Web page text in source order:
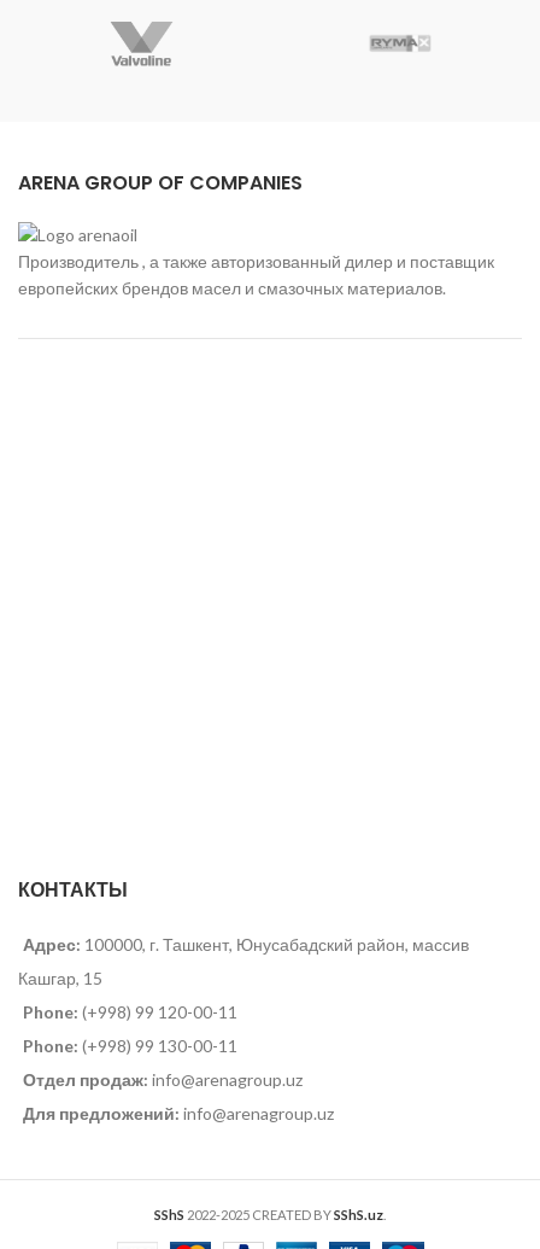
ARENA GROUP OF COMPANIES
Производитель , а также авторизованный дилер и поставщик
европейских брендов масел и смазочных материалов.
КОНТАКТЫ
Адрес: 100000, г. Ташкент, Юнусабадский район, массив
Кашгар, 15
Phone: (+998) 99 120-00-11
Phone: (+998) 99 130-00-11
Отдел продаж: info@arenagroup.uz
Для предложений: info@arenagroup.uz
SShS 2022-2025 CREATED BYSShS.uz